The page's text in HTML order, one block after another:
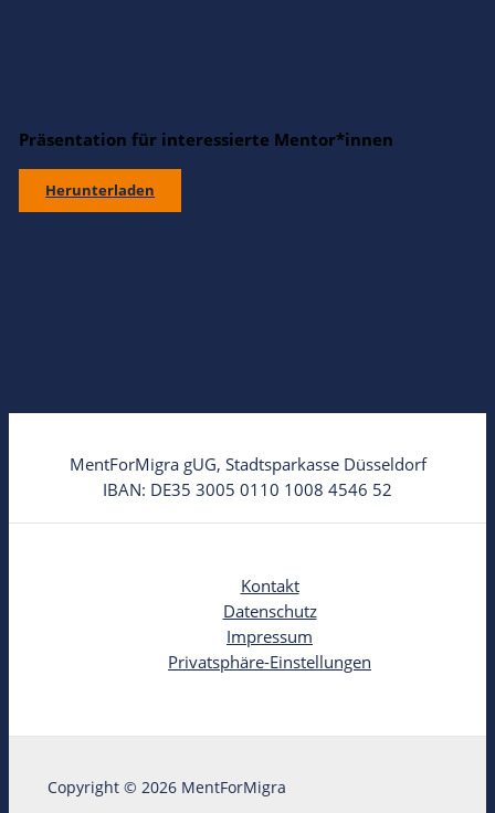
Präsentation für interessierte Mentor*innen
Herunterladen
MentForMigra gUG, Stadtsparkasse Düsseldorf
IBAN: DE35 3005 0110 1008 4546 52
Kontakt
Datenschutz
Impressum
Privatsphäre-Einstellungen
Copyright © 2026 MentForMigra